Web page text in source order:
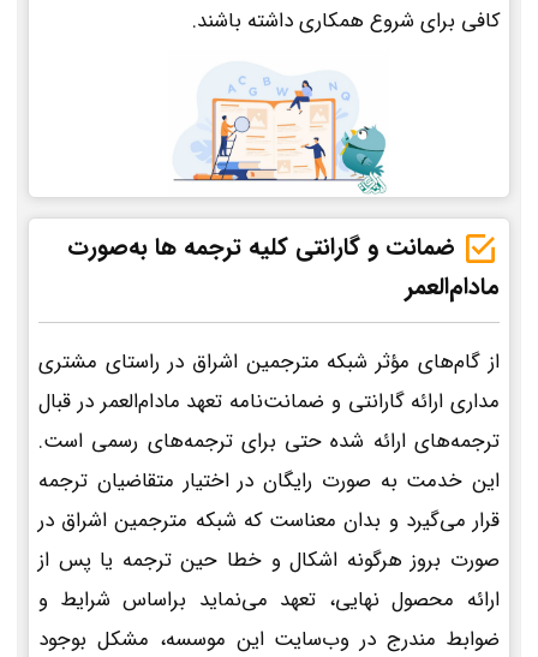
کافی برای شروع همکاری داشته باشند.
ضمانت و گارانتی کلیه ترجمه ها به‌صورت
مادام‌العمر
از گام‌های مؤثر شبکه مترجمین اشراق در راستای مشتری
مداری ارائه گارانتی و ضمانت‌نامه تعهد مادام‌العمر در قبال
ترجمه‌های ارائه شده حتی برای ترجمه‌های رسمی است.
این خدمت به صورت رایگان در اختیار متقاضیان ترجمه
قرار می‌گیرد و بدان معناست که شبکه مترجمین اشراق در
صورت بروز هرگونه اشکال و خطا حین ترجمه یا پس از
ارائه محصول نهایی، تعهد می‌نماید براساس شرایط و
ضوابط مندرج در وب‌سایت این موسسه، مشکل بوجود